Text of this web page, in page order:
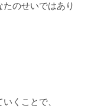
たのせいではあり
くことで、